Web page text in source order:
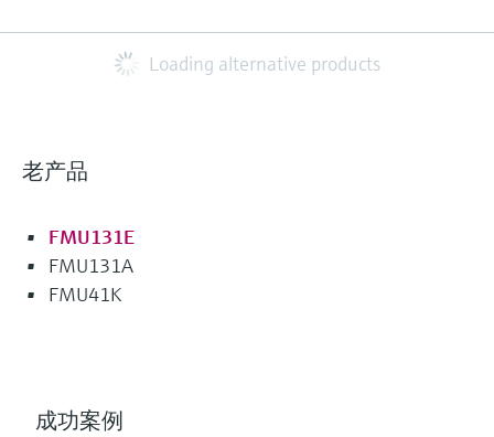
Loading alternative products
老产品
FMU131E
FMU131A
FMU41K
成功案例